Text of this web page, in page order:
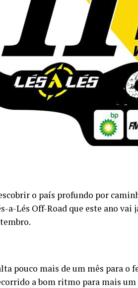
o país profundo por
a-Lés Off-Road que este ano vai
pouco mais de um mês para o
a bom ritmo para mais